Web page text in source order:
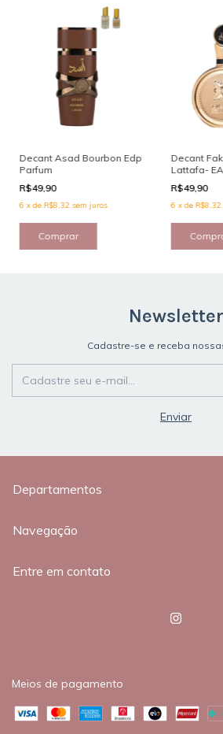
Decant Asad Bourbon Edp
Parfum
R$49,90
6 xde R$8,32 sem juros
Comprar
Decant
Lattafa-
R$49,90
6 xde R$8,32
Newsletter
Cadastre-se e receba
Departamentos
Navegação
Entre em contato
Meios de pagamento